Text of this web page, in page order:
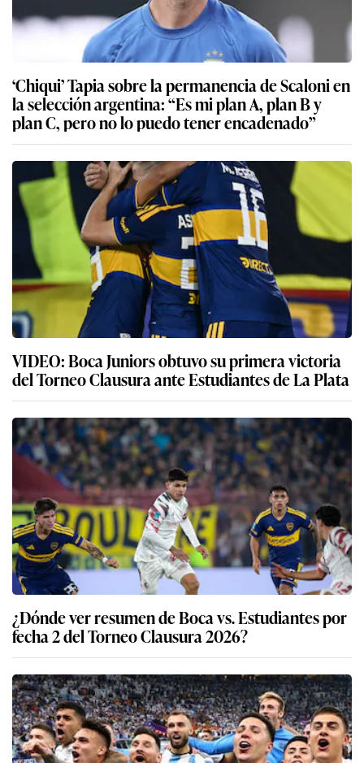
‘Chiqui’ Tapia sobre la permanencia de Scaloni en
la selección argentina: “Es mi plan A, plan B y
plan C, pero no lo puedo tener encadenado”
VIDEO: Boca Juniors obtuvo su primera victoria
del Torneo Clausura ante Estudiantes de La Plata
¿Dónde ver resumen de Boca vs. Estudiantes por
fecha 2 del Torneo Clausura 2026?